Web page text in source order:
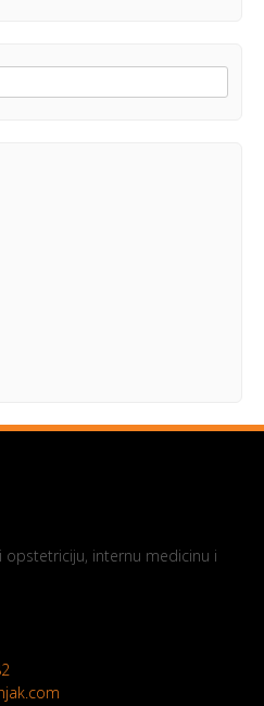
opstetriciju, internu medicinu i